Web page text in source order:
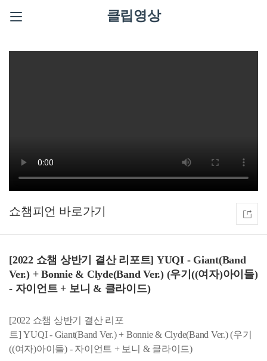
클립영상
쇼챔피언
[2022 쇼챔 상반기 결산 리포트] YUQI - Giant(Band
Ver.) + Bonnie & Clyde(Band Ver.) (우기((여자)아이들)
- 자이언트 + 보니 & 클라이드)
[2022 쇼챔 상반기 결산 리포
트] YUQI - Giant(Band Ver.) + Bonnie & Clyde(Band Ver.) (우기
((여자)아이들) - 자이언트 + 보니 & 클라이드)